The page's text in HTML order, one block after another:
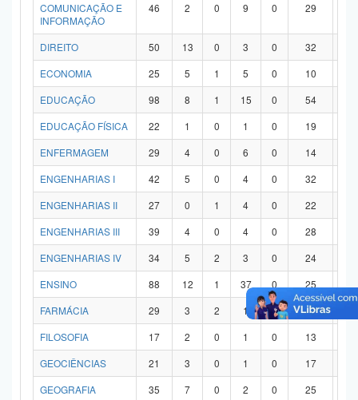
COMUNICAÇÃO E
INFORMAÇÃO
46 2 0 9 0 29
DIREITO 50 13 0 3 0 32
ECONOMIA
25 5 1 5 0 10
EDUCAÇÃO
98 8 1 15 0 54
EDUCAÇÃO FÍSICA
22 1 0 1 0 19
ENFERMAGEM
29 4 0 6 0 14
ENGENHARIAS I
42 5 0 4 0 32
ENGENHARIAS II
27 0 1 4 0 22
ENGENHARIAS III
39 4 0 4 0 28
ENGENHARIAS IV
34 5 2 3 0 24
ENSINO
88 12 1 37 0 25
FARMÁCIA
29 3 2 1 0 21
FILOSOFIA
17 2 0 1 0 13
GEOCIÊNCIAS
21 3 0 1 0 17
GEOGRAFIA
35 7 0 2 0 25